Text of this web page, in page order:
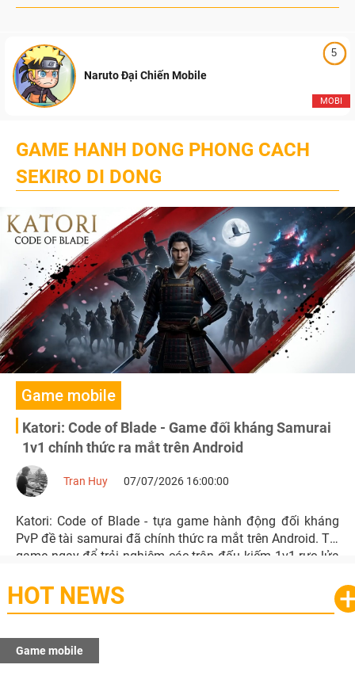
5
MOBI
Naruto Đại Chiến Mobile
GAME HANH DONG PHONG CACH
SEKIRO DI DONG
Game mobile
Katori: Code of Blade - Game đối kháng Samurai
1v1 chính thức ra mắt trên Android
Tran Huy 07/07/2026 16:00:00
Katori: Code of Blade - tựa game hành động đối kháng
PvP đề tài samurai đã chính thức ra mắt trên Android. Tải
game ngay để trải nghiệm các trận đấu kiếm 1v1 rực lửa
HOT NEWS
Game mobile